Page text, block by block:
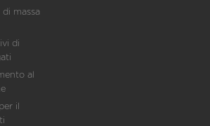
massa
di
al
il